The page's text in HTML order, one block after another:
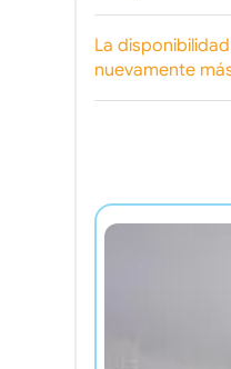
La
nuevamente